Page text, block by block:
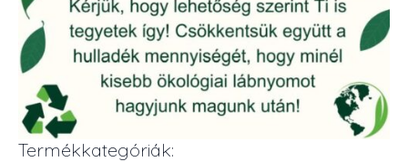
Termékkategóriák: